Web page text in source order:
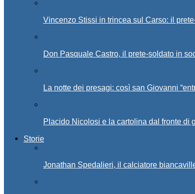
Vincenzo Stissi in trincea sul Carso: il
Don Pasquale Castro, il prete-soldato in
La notte dei presagi: così san Giovanni
Placido Nicolosi e la cartolina dal fronte di
Storie
Jonathan Spedalieri, il calciatore